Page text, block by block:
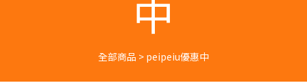
中
全部商品 > peipeiu優惠中